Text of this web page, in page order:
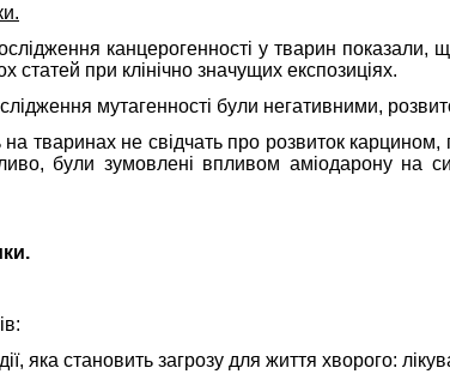
канцерогенності у тварин
статей при клінічно значущих експозиціях.
мутагенності були негативними,
на тваринах не свідчать про розвиток
були зумовлені впливом аміодарону на
яка становить загрозу для життя хворого: